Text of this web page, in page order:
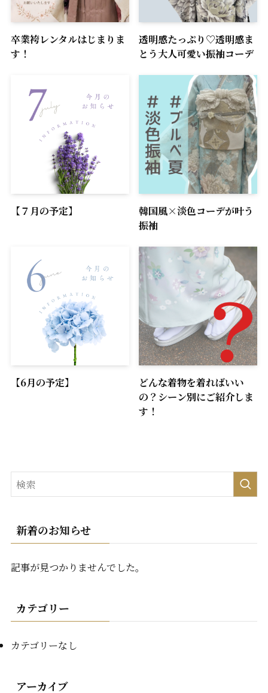
卒業袴レンタルはじまりま
す！
透明感たっぷり♡透明感ま
とう大人可愛い振袖コーデ
【７月の予定】
韓国風×淡色コーデが叶う
振袖
【6月の予定】
どんな着物を着ればいい
の？シーン別にご紹介しま
す！
新着のお知らせ
記事が見つかりませんでした。
カテゴリー
カテゴリーなし
アーカイブ